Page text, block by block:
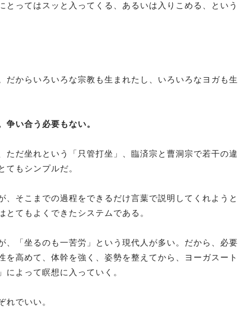
とってはスッと入ってくる、あるいは入りこめる、という
だからいろいろな宗教も生まれたし、いろいろなヨガも生
争い合う必要もない。
ただ坐れという「只管打坐」、臨済宗と曹洞宗で若干の違
てもシンプルだ。
、そこまでの過程をできるだけ言葉で説明してくれようと
とてもよくできたシステムである。
、「坐るのも一苦労」という現代人が多い。だから、必要
高めて、体幹を強く、姿勢を整えてから、ヨーガスート
よって瞑想に入っていく。
れでいい。